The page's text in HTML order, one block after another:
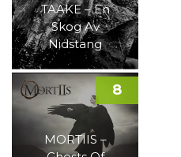
TAAKE – En
Skog Av
Nidstang
MORTIIS –
8